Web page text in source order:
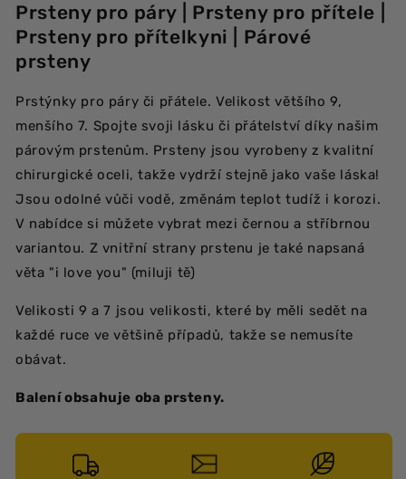
Prsteny pro páry | Prsteny pro přítele |
Prsteny pro přítelkyni | Párové
prsteny
Prstýnky pro páry či přátele. Velikost většího 9,
menšího 7. Spojte svoji lásku či přátelství díky našim
párovým prstenům. Prsteny jsou vyrobeny z kvalitní
chirurgické oceli, takže vydrží stejně jako vaše láska!
Jsou odolné vůči vodě, změnám teplot tudíž i korozi.
V nabídce si můžete vybrat mezi černou a stříbrnou
variantou. Z vnitřní strany prstenu je také napsaná
věta "i love you" (miluji tě)
Velikosti 9 a 7 jsou velikosti, které by měli sedět na
každé ruce ve většině případů, takže se nemusíte
obávat.
Balení obsahuje oba prsteny.